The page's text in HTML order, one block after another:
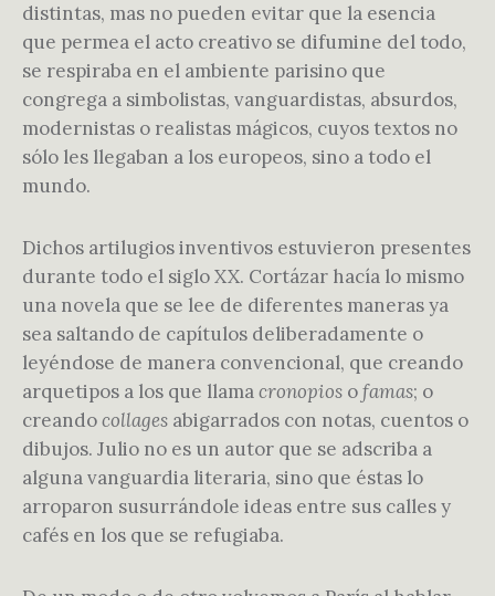
distintas, mas no pueden evitar que la esencia
que permea el acto creativo se difumine del todo,
se respiraba en el ambiente parisino que
congrega a simbolistas, vanguardistas, absurdos,
modernistas o realistas mágicos, cuyos textos no
sólo les llegaban a los europeos, sino a todo el
mundo.
Dichos artilugios inventivos estuvieron presentes
durante todo el siglo XX. Cortázar hacía lo mismo
una novela que se lee de diferentes maneras ya
sea saltando de capítulos deliberadamente o
leyéndose de manera convencional, que creando
arquetipos a los que llamacronopios ofamas; o
creandocollages abigarrados con notas, cuentos o
dibujos. Julio no es un autor que se adscriba a
alguna vanguardia literaria, sino que éstas lo
arroparon susurrándole ideas entre sus calles y
cafés en los que se refugiaba.